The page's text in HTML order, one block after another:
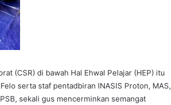
(CSR) di bawah Hal Ehwal Pelajar (HEP) itu
serta staf pentadbiran INASIS Proton, MAS,
sekali gus mencerminkan semangat